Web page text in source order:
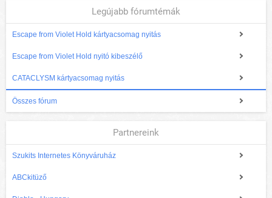
Legújabb fórumtémák
Escape from Violet Hold kártyacsomag nyitás
Escape from Violet Hold nyitó kibeszélő
CATACLYSM kártyacsomag nyitás
Összes fórum
Partnereink
Szukits Internetes Könyváruház
ABCkitüző